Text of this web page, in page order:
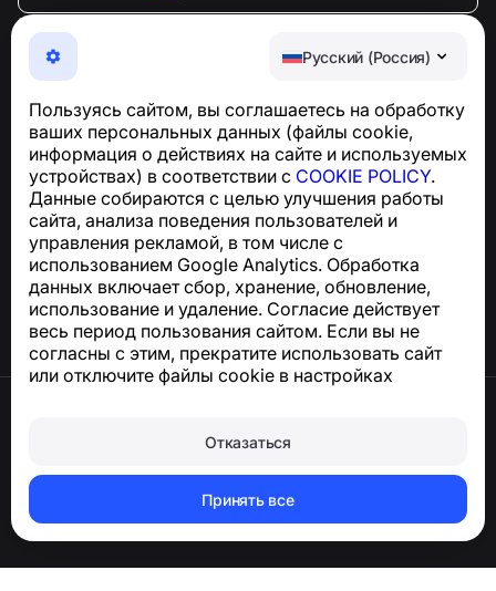
Русский (Россия)
Пользуясь сайтом, вы соглашаетесь на обработку
ваших персональных данных (файлы cookie,
информация о действиях на сайте и используемых
устройствах) в соответствии с COOKIE POLICY.
Данные собираются с целью улучшения работы
сайта, анализа поведения пользователей и
управления рекламой, в том числе с
использованием Google Analytics. Обработка
данных включает сбор, хранение, обновление,
использование и удаление. Согласие действует
весь период пользования сайтом. Если вы не
согласны с этим, прекратите использовать сайт
или отключите файлы cookie в настройках
Отказаться
Принять все
NumBuster © 2013—2026 ·
Максимально удобное приложение для защиты от
телефонных мошенников, спама и нежелательных
Для запросов по соблюдению GDPR:
support@numbuster.com
Центр поддержки
Новости и статьи
О проекте
Контакты
Удалить аккаунт и персональные данные